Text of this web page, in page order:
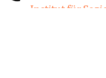
Institut für